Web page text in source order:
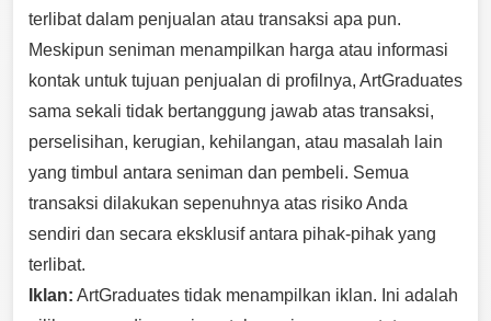
terlibat dalam penjualan atau transaksi apa pun.
Meskipun seniman menampilkan harga atau informasi
kontak untuk tujuan penjualan di profilnya, ArtGraduates
sama sekali tidak bertanggung jawab atas transaksi,
perselisihan, kerugian, kehilangan, atau masalah lain
yang timbul antara seniman dan pembeli. Semua
transaksi dilakukan sepenuhnya atas risiko Anda
sendiri dan secara eksklusif antara pihak-pihak yang
terlibat.
Iklan: ArtGraduates tidak menampilkan iklan. Ini adalah